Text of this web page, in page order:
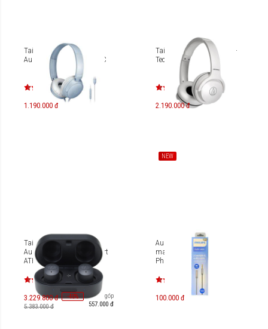
Tai nghe on-ear Type-C
Audio-Technica ATH-S120C
1.190.000 đ
Tai nghe Bluetooth Audio-
Technica ATH-S220BT
2.190.000 đ
Tai nghe True-Wireless
Audio-Technica Sonic Sport
ATH-SPORT7TW
3.229.800 đ -40%
5.383.000 đ
Trả góp
557.000 đ
NEW
Audio cable AUX 3.5mm
male to 3.5mm female
Philips SWA4231 1.2m
100.000 đ